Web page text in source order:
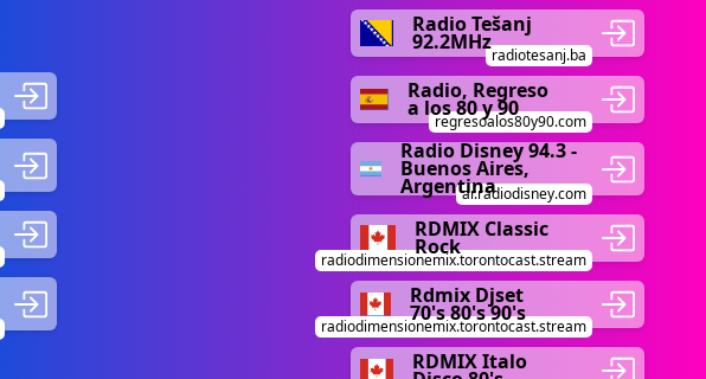
Radio Tešanj
92.2MHz
radiotesanj.ba
Radio, Regreso
a los 80 y 90
regresoalos80y90.com
Radio Disney 94.3 -
Buenos Aires,
Argentinaar.radiodisney.com
RDMIX Classic
Rock
radiodimensionemix.torontocast.stream
Rdmix Djset
70's 80's 90's
radiodimensionemix.torontocast.stream
RDMIX Italo